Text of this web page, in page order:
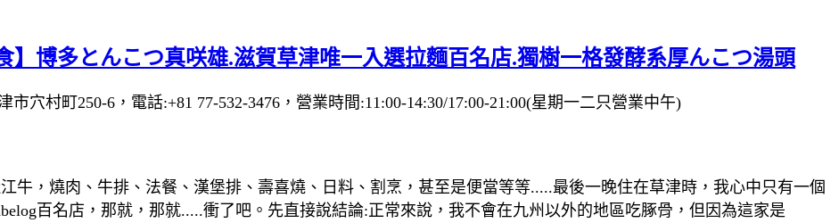
】博多とんこつ真咲雄.滋賀草津唯一入選拉麵百名店.獨樹一格發酵系厚んこつ湯頭
市穴村町250-6，電話:+81 77-532-3476，營業時間:11:00-14:30/17:00-21:00(星期一二只營業中午)
牛，燒肉、牛排、法餐、漢堡排、壽喜燒、日料、割烹，甚至是便當等等.....最後一晚住在草津時，我心中只有一個
百名店，那就，那就.....衝了吧。先直接說結論:正常來說，我不會在九州以外的地區吃䐁骨，但因為這家是